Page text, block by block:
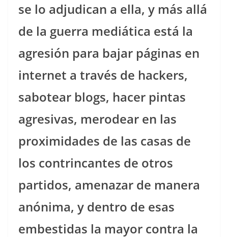
se lo adjudican a ella, y más allá
de la guerra mediática está la
agresión para bajar páginas en
internet a través de hackers,
sabotear blogs, hacer pintas
agresivas, merodear en las
proximidades de las casas de
los contrincantes de otros
partidos, amenazar de manera
anónima, y dentro de esas
embestidas la mayor contra la